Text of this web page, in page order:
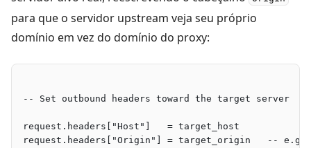
para que o servidor upstream veja seu próprio
domínio em vez do domínio do proxy:
-- Set outbound headers toward the target server
request.headers["Host"]   = target_host
request.headers["Origin"] = target_origin   -- e.g.